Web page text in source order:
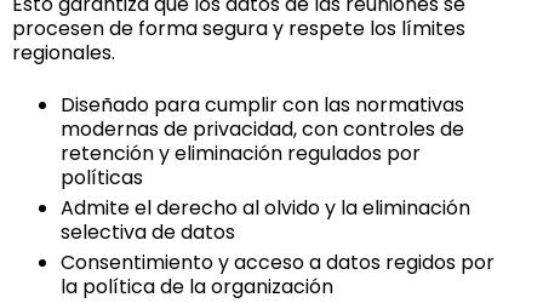
procesen de forma segura y respete los límites
regionales.
Diseñado para cumplir con las normativas
modernas de privacidad, con controles de
retención y eliminación regulados por
políticas
Admite el derecho al olvido y la eliminación
selectiva de datos
Consentimiento y acceso a datos regidos por
la política de la organización